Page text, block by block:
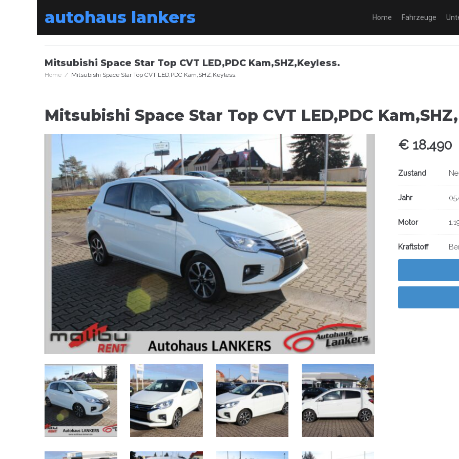
autohaus lankers Home Fahrzeuge
Mitsubishi Space Star Top CVT LED,PDC Kam,SHZ,Keyless.
Home / Mitsubishi Space Star Top CVT LED,PDC Kam,SHZ,Keyless.
Mitsubishi Space Star Top CVT LED,PDC
€ 18.490
Zustand
Jahr
Motor
Kraftstoff